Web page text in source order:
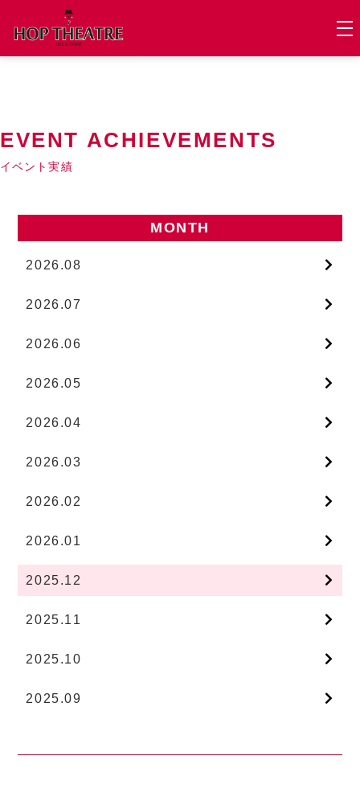
EVENT ACHIEVEMENTS
イベント実績
MONTH
2026.08
2026.07
2026.06
2026.05
2026.04
2026.03
2026.02
2026.01
2025.12
2025.11
2025.10
2025.09